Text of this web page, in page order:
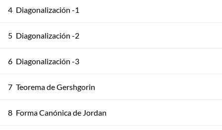
4 Diagonalización -1
5 Diagonalización -2
6 Diagonalización -3
7 Teorema de Gershgorin
8 Forma Canónica de Jordan